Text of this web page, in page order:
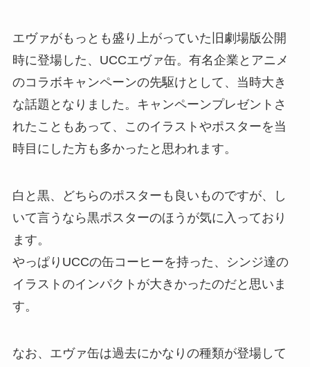
エヴァがもっとも盛り上がっていた旧劇場版公開
時に登場した、UCCエヴァ缶。有名企業とアニメ
のコラボキャンペーンの先駆けとして、当時大き
な話題となりました。キャンペーンプレゼントさ
れたこともあって、このイラストやポスターを当
時目にした方も多かったと思われます。
白と黒、どちらのポスターも良いものですが、し
いて言うなら黒ポスターのほうが気に入っており
ます。
やっぱりUCCの缶コーヒーを持った、シンジ達の
イラストのインパクトが大きかったのだと思いま
す。
なお、エヴァ缶は過去にかなりの種類が登場して